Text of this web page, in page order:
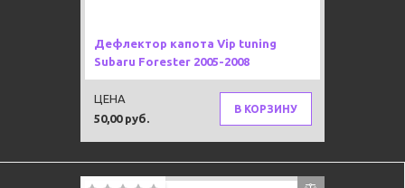
Дефлектор капота Vip tuning
Subaru Forester 2005-2008
50,00 руб.
ЦЕНА
В КОРЗИНУ